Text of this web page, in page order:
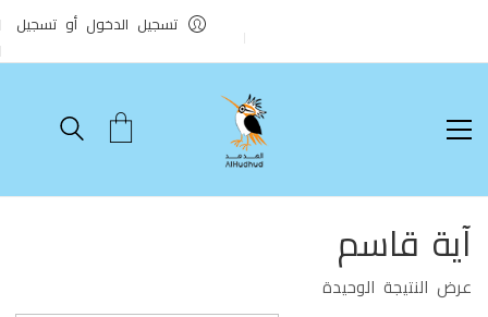
تسجيل الدخول أو تسجيل
آية قاسم
عرض النتيجة الوحيدة